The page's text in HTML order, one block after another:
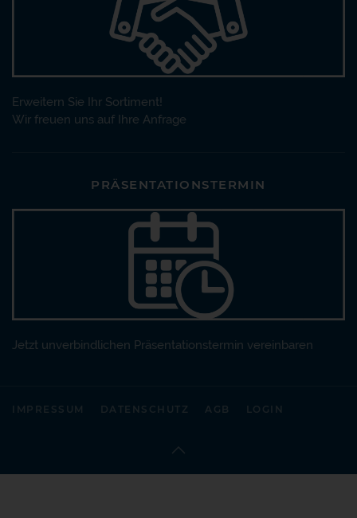
Erweitern Sie Ihr Sortiment!
Wir freuen uns auf Ihre Anfrage
PRÄSENTATIONSTERMIN
Jetzt unverbindlichen Präsentationstermin vereinbaren
IMPRESSUM DATENSCHUTZ AGB LOGIN